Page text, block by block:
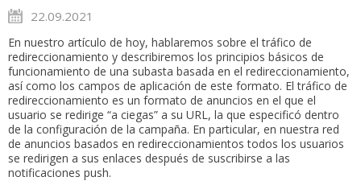
22.09.2021
En nuestro artículo de hoy, hablaremos sobre el tráfico de
redireccionamiento y describiremos los principios básicos de
funcionamiento de una subasta basada en el redireccionamiento,
así como los campos de aplicación de este formato. El tráfico de
redireccionamiento es un formato de anuncios en el que el
usuario se redirige “a ciegas” a su URL, la que especificó dentro
de la configuración de la campaña. En particular, en nuestra red
de anuncios basados en redireccionamientos todos los usuarios
se redirigen a sus enlaces después de suscribirse a las
notificaciones push.